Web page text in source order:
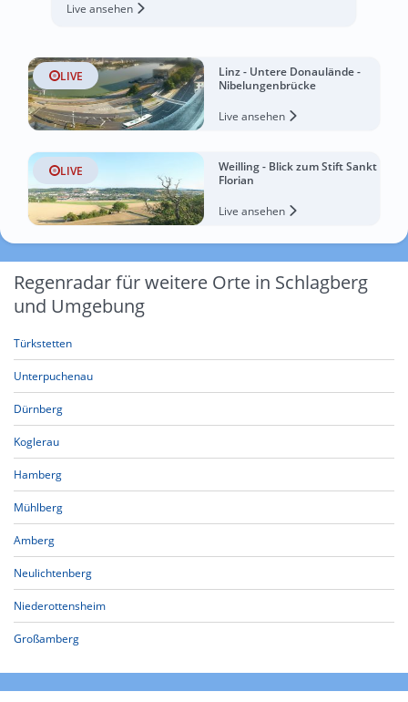
Live ansehen
LIVE
Linz - Untere Donaulände -
Nibelungenbrücke
Live ansehen
LIVE
Weilling - Blick zum Stift Sankt
Florian
Live ansehen
Regenradar für weitere Orte in Schlagberg
und Umgebung
Türkstetten
Unterpuchenau
Dürnberg
Koglerau
Hamberg
Mühlberg
Amberg
Neulichtenberg
Niederottensheim
Großamberg